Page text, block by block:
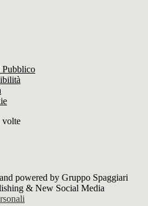
volte
powered by Gruppo Spaggiari
& New Social Media